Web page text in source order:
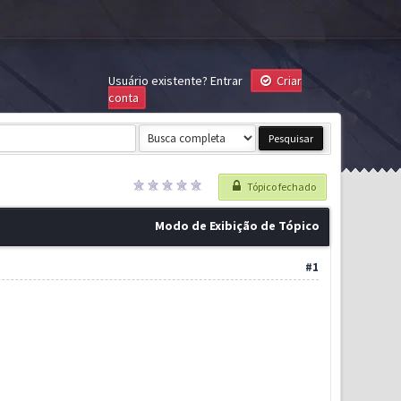
Usuário existente? Entrar
Criar
conta
Tópico fechado
Modo de Exibição de Tópico
#1